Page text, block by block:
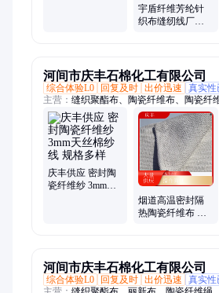
宇盾纤维芳纶针
织布缝纫线厂家
河间市庆丰石棉化工有限公司
综合体验L0
回复及时 出价迅速 真实性
主营： 缝织聚酯布、陶瓷纤维布、陶瓷纤
纤维垫片、陶瓷纤维绳、丽新布、陶瓷纤
陶瓷纤维蛭石布、陶瓷纤维密封条
庆丰供应 密封陶
瓷纤维纱 3mm天
烟道高温密封隔
热陶瓷纤维布 多
河间市庆丰石棉化工有限公司
综合体验L0
回复及时 出价迅速 真实性